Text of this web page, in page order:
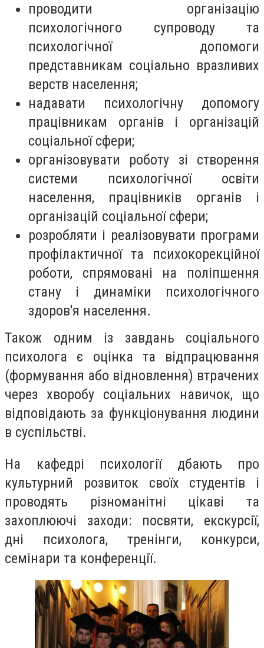
проводити організацію
психологічного супроводу та
психологічної допомоги
представникам соціально вразливих
верств населення;
надавати психологічну допомогу
працівникам органів і організацій
соціальної сфери;
організовувати роботу зі створення
системи психологічної освіти
населення, працівників органів і
організацій соціальної сфери;
розробляти і реалізовувати програми
профілактичної та психокорекційної
роботи, спрямовані на поліпшення
стану і динаміки психологічного
здоров'я населення.
Також одним із завдань соціального
психолога є оцінка та відпрацювання
(формування або відновлення) втрачених
через хворобу соціальних навичок, що
відповідають за функціонування людини
в суспільстві.
На кафедрі психології дбають про
культурний розвиток своїх студентів і
проводять різноманітні цікаві та
захоплюючі заходи: посвяти, екскурсії,
дні психолога, тренінги, конкурси,
семінари та конференції.